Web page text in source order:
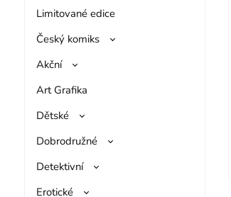
Limitované edice
Český komiks
Akční
Art Grafika
Dětské
Dobrodružné
Detektivní
Erotické